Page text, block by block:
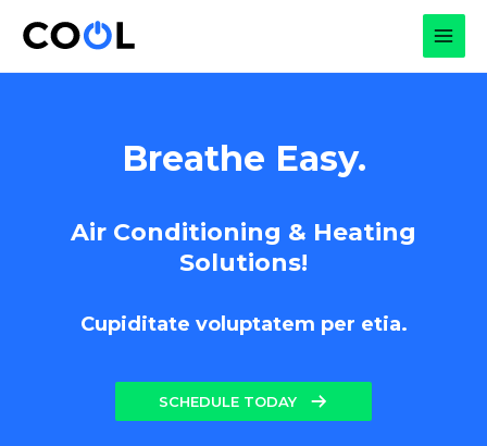
Breathe Easy.
Air Conditioning & Heating
Solutions!
Cupiditate voluptatem per etia.
SCHEDULE TODAY